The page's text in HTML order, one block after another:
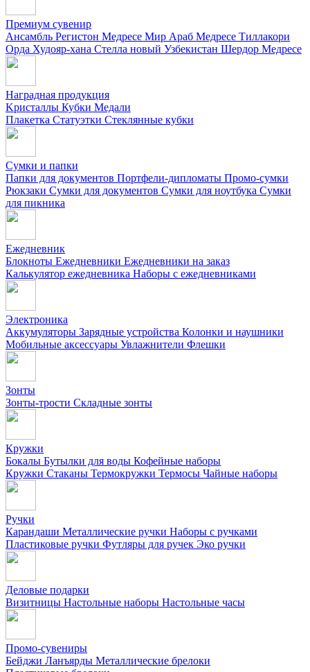
Премиум сувенир
Ансамбль Регистон Медресе Мир Араб Медресе Тиллакори
Орда Худояр-хана Стелла новый Узбекистан Шердор Медресе
Наградная продукция
Kристаллы Кубки Медали
Плакетка Статуэтки Стеклянные кубки
Сумки и папки
Папки для документов Портфели-дипломаты Промо-сумки
Рюкзаки Сумки для документов Сумки для ноутбука Сумки
для пикника
Ежедневник
Блокноты Ежедневники Ежедневники на заказ
Калькулятор ежедневника Наборы с ежедневниками
Электроника
Аккумуляторы Зарядные устройства Колонки и наушники
Мобильные аксессуары Увлажнители Флешки
Зонты
Зонты-трости Складные зонты
Кружки
Бокалы Бутылки для воды Кофейные наборы
Кружки Стаканы Термокружки Термосы Чайные наборы
Ручки
Карандаши Металлические ручки Наборы с ручками
Пластиковые ручки Футляры для ручек Эко ручки
Деловые подарки
Визитницы Настольные наборы Настольные часы
Промо-сувениры
Бейджи Ланъярды Металлические брелоки